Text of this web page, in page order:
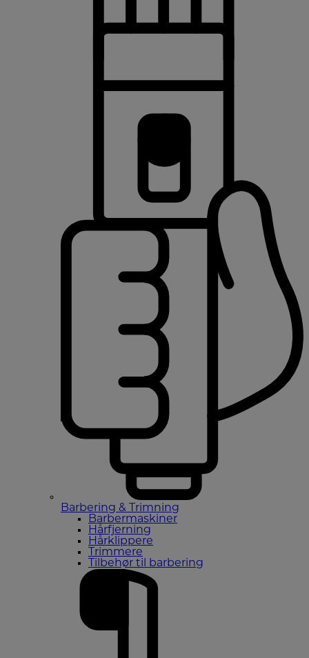
Barbering & Trimning
Barbermaskiner
Hårfjerning
Hårklippere
Trimmere
Tilbehør til barbering